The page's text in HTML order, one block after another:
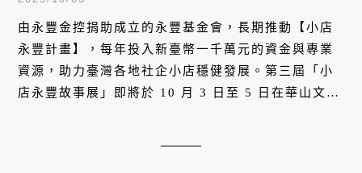
由永豐金控捐助成立的永豐基金會，長期推動【小店
永豐計畫】，每年投入新臺幣一千萬元的資金與專業
資源，助力臺灣各地社企小店穩健發展。第三屆「小
店永豐故事展」即將於 10 月 3 日至 5 日在華山文創